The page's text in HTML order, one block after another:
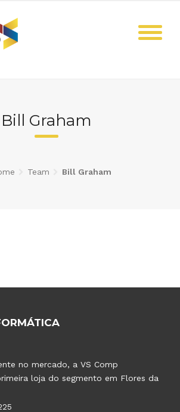
Bill Graham
Team Bill Graham
no mercado, a VS Comp
loja do segmento em Flores da